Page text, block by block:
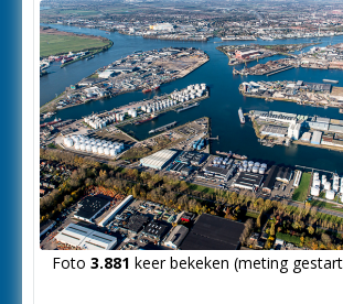
Foto 3.881 keer bekeken (meting